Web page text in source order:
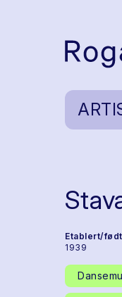
Etablert/
1939